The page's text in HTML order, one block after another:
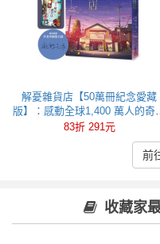
解憂雜貨店【50萬冊紀念愛藏
版】：感動全球1,400 萬人的奇
之書，東野圭吾最令人感動落淚
83折 291元
前
收藏家